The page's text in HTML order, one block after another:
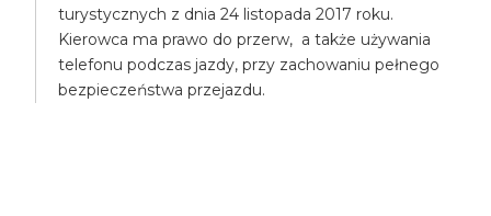
turystycznych z dnia 24 listopada 2017 roku.
Kierowca ma prawo do przerw, a także używania
telefonu podczas jazdy, przy zachowaniu pełnego
bezpieczeństwa przejazdu.